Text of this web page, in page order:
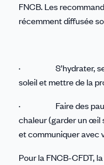
FNCB. Les
récemment diffusée
· S’hydrater, se
soleil et mettre de la
· Faire des
chaleur (garder un œil
et communiquer avec
Pour la FNCB-CFDT,